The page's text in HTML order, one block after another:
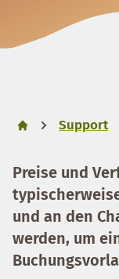
Support
Preise und
und an den
werden, um